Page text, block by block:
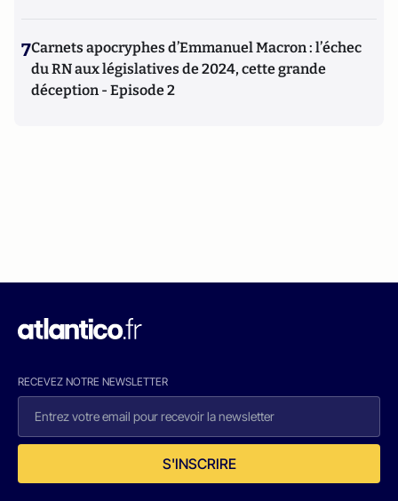
7Carnets apocryphes d’Emmanuel Macron : l’échec
du RN aux législatives de 2024, cette grande
déception - Episode 2
RECEVEZ NOTRE NEWSLETTER
S'INSCRIRE